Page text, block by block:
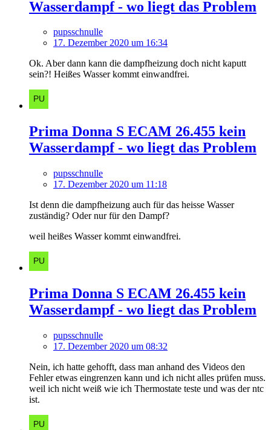
Wasserdampf - wo liegt das Problem
pupsschnulle
17. Dezember 2020 um 16:34
Ok. Aber dann kann die dampfheizung doch nicht kaputt
sein?! Heißes Wasser kommt einwandfrei.
Prima Donna S ECAM 26.455 kein
Wasserdampf - wo liegt das Problem
pupsschnulle
17. Dezember 2020 um 11:18
Ist denn die dampfheizung auch für das heisse Wasser
zuständig? Oder nur für den Dampf?
weil heißes Wasser kommt einwandfrei.
Prima Donna S ECAM 26.455 kein
Wasserdampf - wo liegt das Problem
pupsschnulle
17. Dezember 2020 um 08:32
Nein, ich hatte gehofft, dass man anhand des Videos den
Fehler etwas eingrenzen kann und ich nicht alles prüfen muss.
weil ich nicht weiß wie ich Thermostate teste und was der ntc
ist.